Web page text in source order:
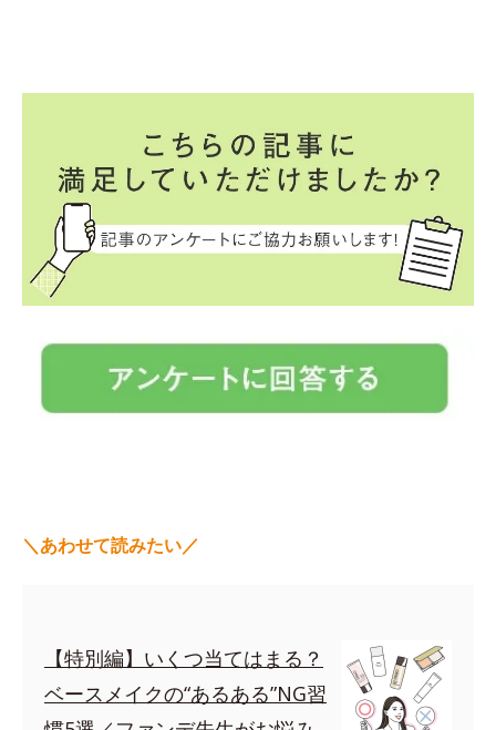
＼あわせて読みたい／
【特別編】いくつ当てはまる？
ベースメイクの“あるある”NG習